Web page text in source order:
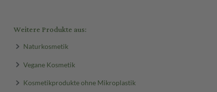
Weitere Produkte aus:
Naturkosmetik
Vegane Kosmetik
Kosmetikprodukte ohne Mikroplastik